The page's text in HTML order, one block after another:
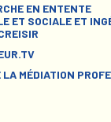
EN ENTENTE
ET SOCIALE ET
LA MÉDIATION